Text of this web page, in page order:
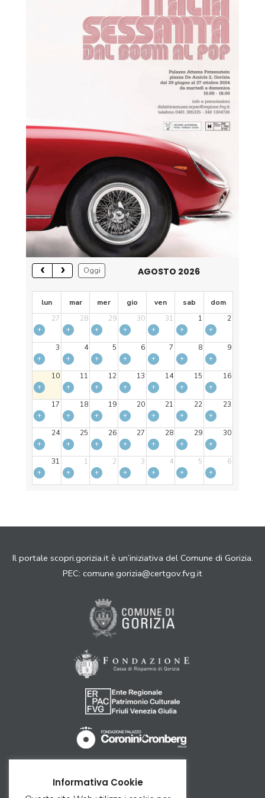
Oggi AGOSTO 2026
lun mar mer gio ven sab
dom
27
28 29 30 31 1
2
+
+ + + + +
+
3
4 5 6 7 8
9
+
+ + + + +
+
10
11 12 13 14 15
16
+
+ + + + +
+
17
18 19 20 21 22
23
+
+ + + + +
+
24
25 26 27 28 29
30
+
+ + + + +
+
31
1 2 3 4 5
6
+
+ + + + + +
Il portale scopri.gorizia.it è un’iniziativa del Comune di Gorizia.
PEC: comune.gorizia@certgov.fvg.it
Ricettività
Informativa Cookie